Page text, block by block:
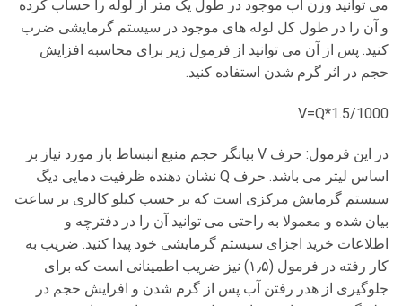
می توانید وزن آب موجود در طول یک متر از لوله را حساب کرده
و آن را در طول کل لوله های موجود در سیستم گرمایشی ضرب
کنید. پس از آن می توانید از فرمول زیر برای محاسبه افزایش
حجم در اثر گرم شدن استفاده کنید.
V=Q*1.5/1000
در این فرمول: حرف V بیانگر حجم منبع انبساط باز مورد نیاز بر
اساس لیتر می باشد. حرف Q نشان دهنده ظرفیت دمایی دیگ
سیستم گرمایش مرکزی است که بر حسب کیلو کالری بر ساعت
بیان شده و معمولا به راحتی می توانید آن را در دفترچه و
اطلاعات خرید اجزای سیستم گرمایشی خود پیدا کنید. ضریب به
کار رفته در فرمول (۱٫۵) نیز ضریب اطمینانی است که برای
جلوگیری از هدر رفتن آب پس از گرم شدن و افرایش حجم در